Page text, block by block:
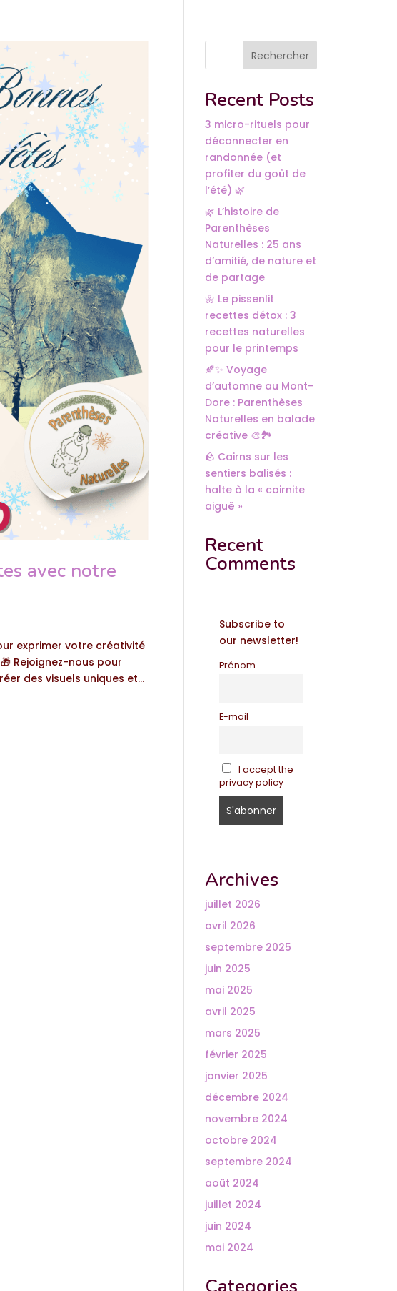
avec notre
exprimer votre créativité
Rejoignez-nous pour
des visuels uniques et...
Rechercher
Recent Posts
3 micro-rituels pour
déconnecter en
randonnée (et
profiter du goût de
l’été) 🌿
🌿 L’histoire de
Parenthèses
Naturelles : 25 ans
d’amitié, de nature et
de partage
🌼 Le pissenlit
recettes détox : 3
recettes naturelles
pour le printemps
🍂✨ Voyage
d’automne au Mont-
Dore : Parenthèses
Naturelles en balade
créative 🎨🏞️
🪨 Cairns sur les
sentiers balisés :
halte à la « cairnite
aiguë »
Recent
Comments
Subscribe to
our newsletter!
Prénom
E-mail
I accept the
privacy policy
Archives
juillet 2026
avril 2026
septembre 2025
juin 2025
mai 2025
avril 2025
mars 2025
février 2025
janvier 2025
décembre 2024
novembre 2024
octobre 2024
septembre 2024
août 2024
juillet 2024
juin 2024
mai 2024